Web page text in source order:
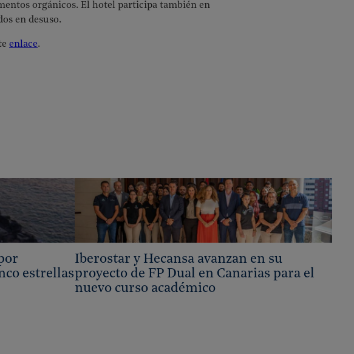
orgánicos. El hotel participa también en
en desuso.
enlace.
estrellas
Iberostar y Hecansa avanzan en su
proyecto de FP Dual en Canarias para el
nuevo curso académico